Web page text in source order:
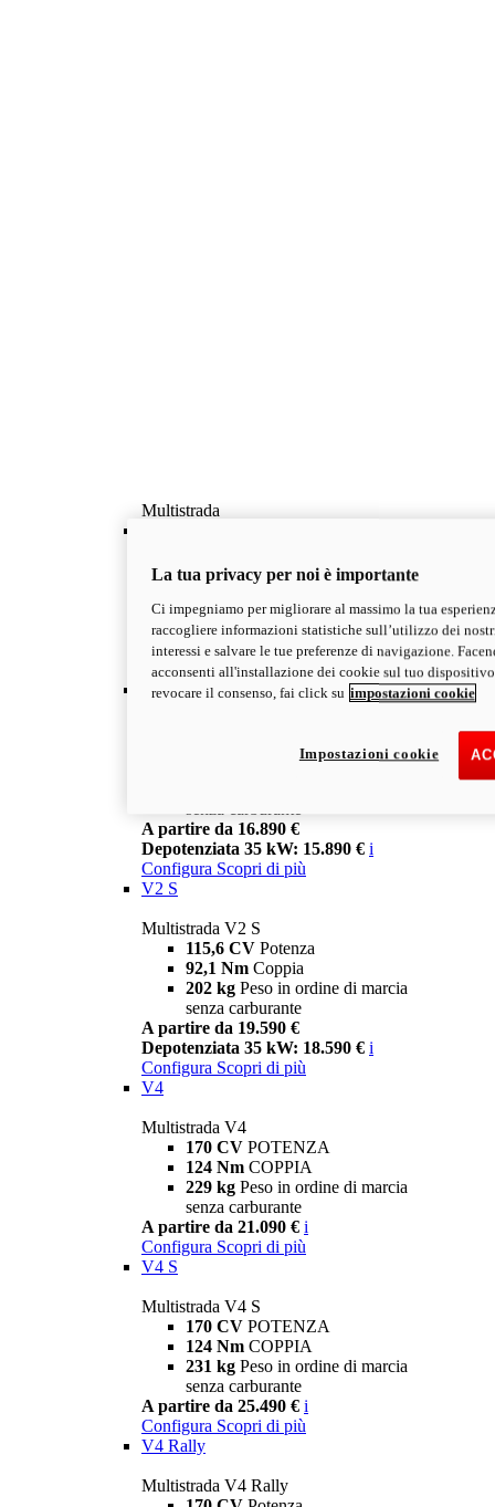
Multistrada
Famiglia Multistrada: il viaggio secondo Ducati
La famiglia di Big Dual Ducati votate al viaggio,
con 4 anni di garanzia. Esplora la gamma
Multistrada e scegli il modello più adatto alle tue
esigenze.
Scopri di più
V2
Potenza
A partire da 16.890 €
Depotenziata 35 kW: 15.890 € i
Configura Scopri di più
V2 S
Multistrada V2 S
115,6 CV Potenza
92,1 Nm Coppia
202 kg Peso in ordine di marcia
senza carburante
A partire da 19.590 €
Depotenziata 35 kW: 18.590 € i
Configura Scopri di più
V4
Multistrada V4
170 CV POTENZA
124 Nm COPPIA
229 kg Peso in ordine di marcia
senza carburante
A partire da 21.090 € i
Configura Scopri di più
V4 S
Multistrada V4 S
170 CV POTENZA
124 Nm COPPIA
231 kg Peso in ordine di marcia
senza carburante
A partire da 25.490 € i
Configura Scopri di più
V4 Rally
Multistrada V4 Rally
La tua privacy per noi è importante
Ci impegniamo per migliorare al massimo la tua
raccogliere informazioni statistiche sull’utilizzo dei
interessi e salvare le tue preferenze di navigazione.
acconsenti all'installazione dei cookie sul tuo
revocare il consenso, fai click su impostazioni cookie
Impostazioni cookie